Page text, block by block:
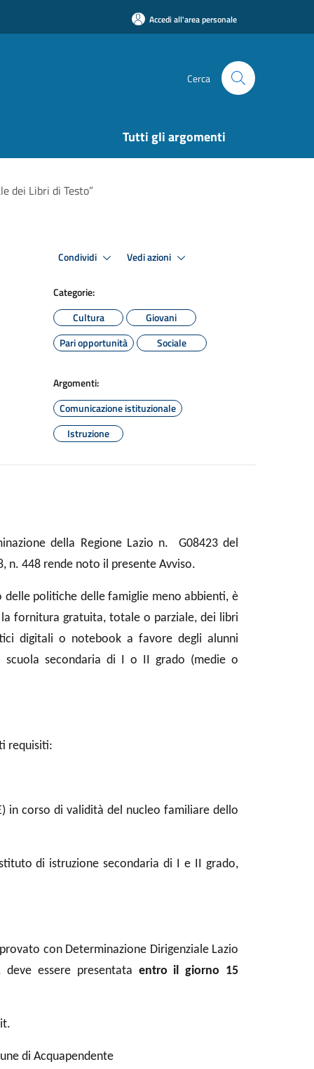
Accedi all'area personale
Cerca
Tutti gli argomenti
dei Libri di Testo”
Condividi Vedi azioni
Categorie:
Cultura
Giovani
Pari opportunità
Sociale
Argomenti:
Comunicazione istituzionale
Istruzione
della Regione Lazio n. G08423 del
n. 448 rende noto il presente Avviso.
delle politiche delle famiglie meno abbienti, è
fornitura gratuita, totale o parziale, dei libri
digitali o notebook a favore degli alunni
scuola secondaria di I o II grado (medie o
requisiti:
in corso di validità del nucleo familiare dello
di istruzione secondaria di I e II grado,
con Determinazione Dirigenziale Lazio
essere presentata entro il giorno 15
di Acquapendente